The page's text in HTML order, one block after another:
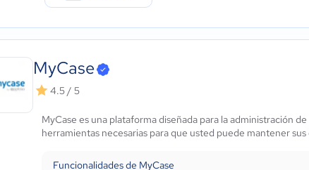
Manufactura
ONG
Gobierno
Transporte y logística
Marketing y Comunicación
Automotriz
Comercio Electrónico
Tecnología
MyCase
4.5 / 5
MyCase es una plataforma diseñada para la administración
herramientas necesarias para que usted puede mantener sus
Funcionalidades de MyCase